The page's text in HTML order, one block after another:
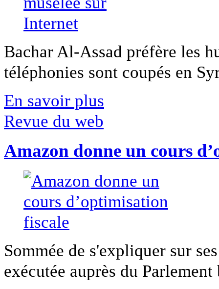
Bachar Al-Assad préfère les
téléphonies sont coupés en
En savoir plus
Revue du web
Amazon donne un cours
Sommée de s'expliquer sur
exécutée auprès du